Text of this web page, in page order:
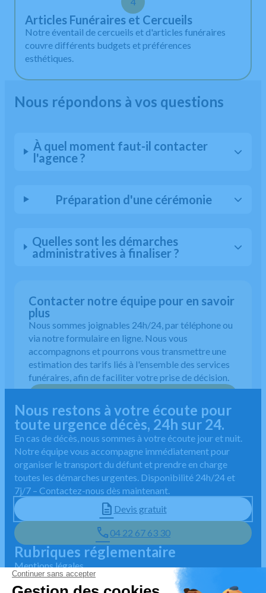
Articles Funéraires et Cercueils
Notre éventail de cercueils et d'articles funéraires
couvre différents budgets et préférences
esthétiques.
Nous répondons à vos questions
À quel moment faut-il contacter
l'agence ?
Préparation d'une cérémonie
Quelles sont les démarches
administratives à finaliser ?
Contacter notre équipe pour en savoir
plus
Nous sommes joignables 24h/24, par téléphone ou
via notre formulaire en ligne. Nous vous
accompagnons et pourrons vous transmettre une
estimation des tarifs liés à l'ensemble des services
funéraires, afin de faciliter votre prise de décision.
Nous restons à votre écoute pour
toute urgence décès, 24h sur 24.
En cas de décès, nous sommes à votre écoute jour et nuit.
Notre équipe vous accompagne immédiatement pour
organiser le transport du défunt et prendre en charge
toutes les démarches urgentes. Disponibilité 24h/24 et
7j/7 – Contactez-nous dès maintenant.
Devis gratuit
04 22 67 63 30
Rubriques réglementaire
Mentions légales
Politique de traitement des données personnelles